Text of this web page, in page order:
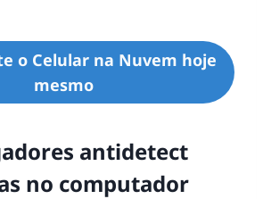
o Celular na Nuvem hoje
mesmo
antidetect
no computador